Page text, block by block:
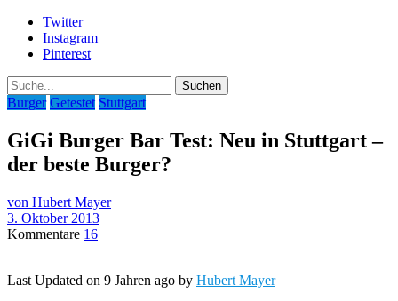
Twitter
Instagram
Pinterest
Suche
Burger Getestet Stuttgart
GiGi Burger Bar Test: Neu in Stuttgart –
der beste Burger?
von Hubert Mayer
3. Oktober 2013
Kommentare 16
Last Updated on 9 Jahren ago by Hubert Mayer